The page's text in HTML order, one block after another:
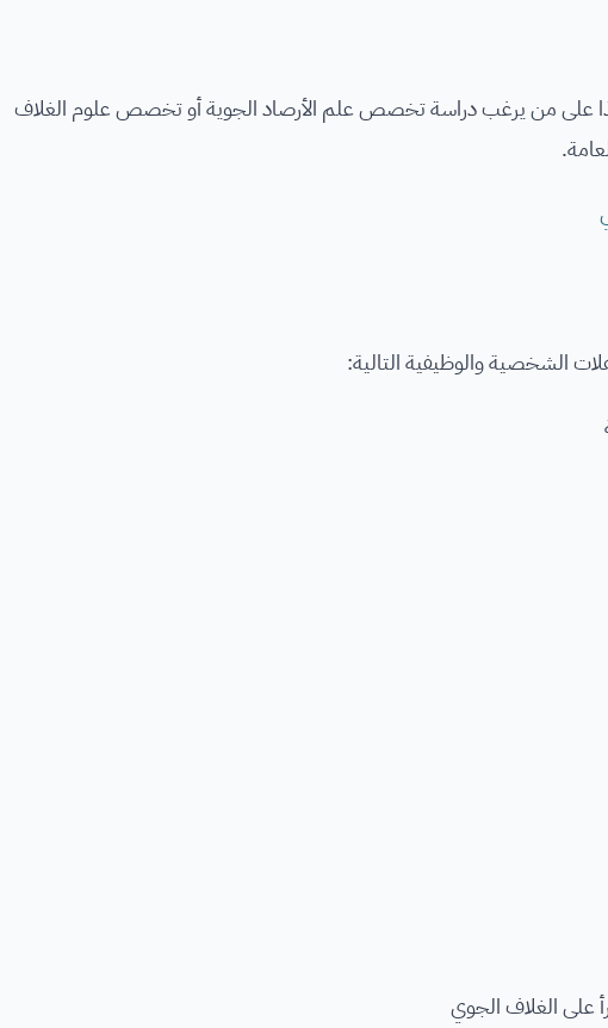
على من يرغب دراسة تخصص علم الأرصاد الجوية أو تخصص علوم الغلاف
الشخصية والوظيفية التالية:
على الغلاف الجوي